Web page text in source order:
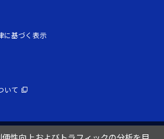
に基づく表示
いて